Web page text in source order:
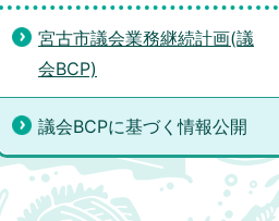
宮古市議会業務継続計画(議
会BCP)
議会BCPに基づく情報公開